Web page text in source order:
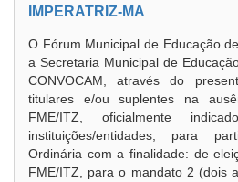
IMPERATRIZ-MA
O Fórum Municipal de Educação
a Secretaria Municipal de
CONVOCAM, através do
titulares e/ou suplentes na
FME/ITZ, oficialmente
instituições/entidades, para
Ordinária com a finalidade: de
FME/ITZ, para o mandato 2 (dois